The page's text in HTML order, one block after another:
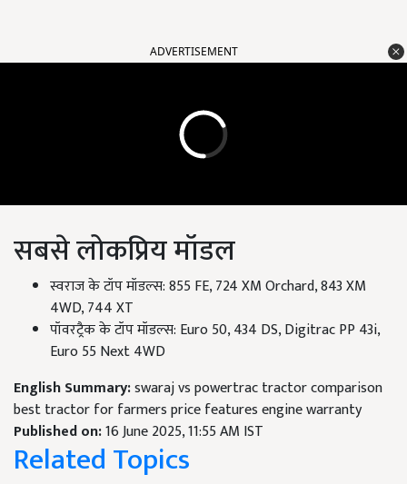
ADVERTISEMENT
सबसे लोकप्रिय मॉडल
स्वराज के टॉप मॉडल्स: 855 FE, 724 XM Orchard, 843 XM
4WD, 744 XT
पॉवरट्रैक के टॉप मॉडल्स: Euro 50, 434 DS, Digitrac PP 43i,
Euro 55 Next 4WD
English Summary:swaraj vs powertrac tractor comparison
best tractor for farmers price features engine warranty
Published on:16 June 2025, 11:55 AM IST
Related Topics